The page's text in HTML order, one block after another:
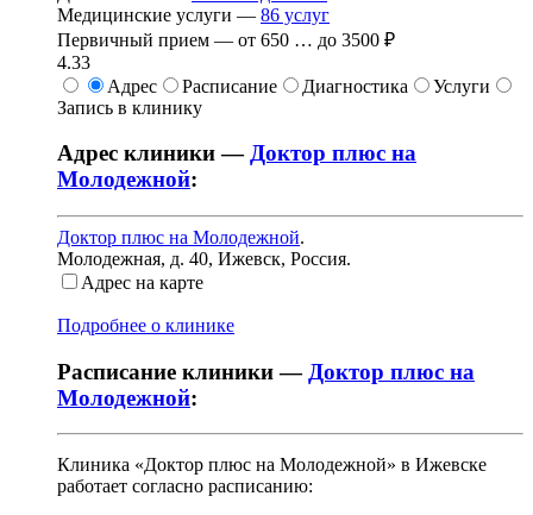
Медицинские услуги — 86 услуг
Первичный прием — от 650 … до 3500 ₽
4.33
Адрес
Расписание Диагностика
Услуги
Запись в клинику
Адрес клиники —Доктор плюс на
Молодежной:
Доктор плюс на Молодежной.
Молодежная, д. 40, Ижевск, Россия.
Адрес на карте
Подробнее о клинике
Расписание клиники — Доктор плюс на
Молодежной:
Клиника «Доктор плюс на Молодежной» в Ижевске
работает согласно расписанию: